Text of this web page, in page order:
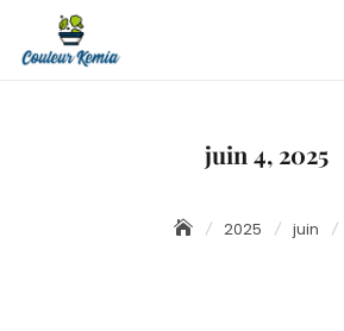
content
juin 4, 2025
2025 juin